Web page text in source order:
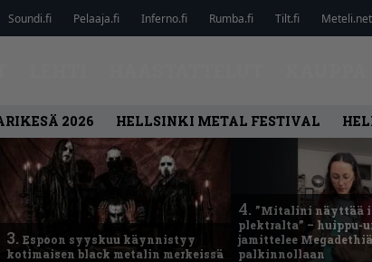
Soundi.fi Pelaaja.fi Inferno.fi Rumba.fi Tilt.fi Meteli.net
2026 HELLSINKI METAL FESTIVAL
3. Espoon syyskuu käynnistyy
kotimaisen black metalin merkeissä
4. ”Mitalini näyttää
plektralta” – huippu-
jamittelee Megadethiä
palkinnollaan